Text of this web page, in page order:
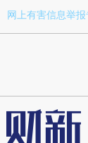
网上有害信息举报